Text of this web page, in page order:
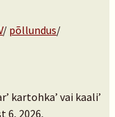
/ põllundus/
kartohka’ vai kaali’
6, 2026,